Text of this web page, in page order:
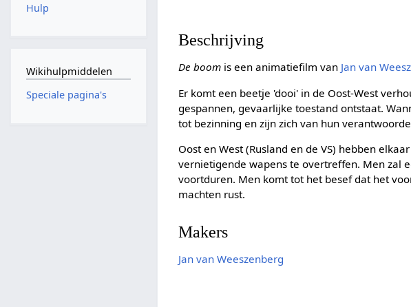
Beschrijving
De boom is een animatiefilm van Jan van
Er komt een beetje 'dooi' in de Oost-West
gespannen, gevaarlijke toestand ontstaat.
tot bezinning en zijn zich van hun
Oost en West (Rusland en de VS) hebben
vernietigende wapens te overtreffen. Men zal
voortduren. Men komt tot het besef dat het
machten rust.
Makers
Jan van Weeszenberg
Hulp
Wikihulpmiddelen
Speciale pagina's